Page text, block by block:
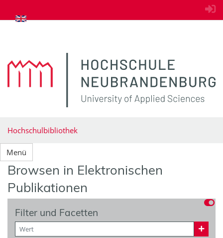
zum Inhalt springen
Hochschulbibliothek
Menü
Browsen in Elektronischen
Publikationen
Filter und Facetten